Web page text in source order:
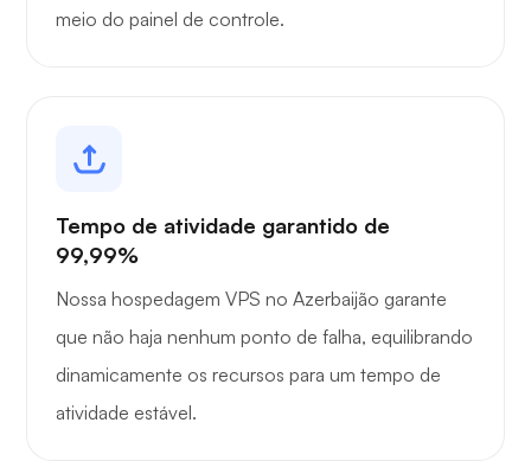
meio do painel de controle.
Tempo de atividade garantido de
99,99%
Nossa hospedagem VPS no Azerbaijão garante
que não haja nenhum ponto de falha, equilibrando
dinamicamente os recursos para um tempo de
atividade estável.